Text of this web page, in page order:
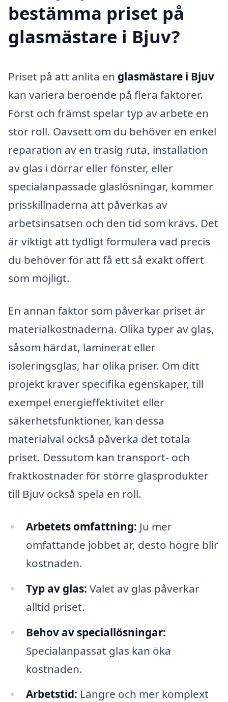
bestämma priset på
glasmästare i Bjuv?
Priset på att anlita en glasmästare i Bjuv
kan variera beroende på flera faktorer.
Först och främst spelar typ av arbete en
stor roll. Oavsett om du behöver en enkel
reparation av en trasig ruta, installation
av glas i dörrar eller fönster, eller
specialanpassade glaslösningar, kommer
prisskillnaderna att påverkas av
arbetsinsatsen och den tid som krävs. Det
är viktigt att tydligt formulera vad precis
du behöver för att få ett så exakt offert
som möjligt.
En annan faktor som påverkar priset är
materialkostnaderna. Olika typer av glas,
såsom härdat, laminerat eller
isoleringsglas, har olika priser. Om ditt
projekt kräver specifika egenskaper, till
exempel energieffektivitet eller
säkerhetsfunktioner, kan dessa
materialval också påverka det totala
priset. Dessutom kan transport- och
fraktkostnader för större glasprodukter
till Bjuv också spela en roll.
Arbetets omfattning: Ju mer
omfattande jobbet är, desto högre blir
kostnaden.
Typ av glas: Valet av glas påverkar
alltid priset.
Behov av speciallösningar:
Specialanpassat glas kan öka
kostnaden.
Arbetstid: Längre och mer komplext